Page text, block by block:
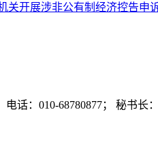
关开展涉非公有制经济控告申
：010-68780877； 秘书长